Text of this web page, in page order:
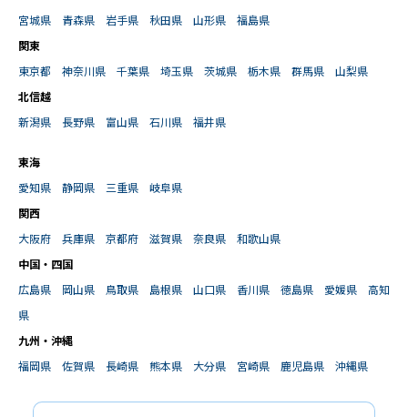
宮城県
青森県 岩手県 秋田県 山形県
福島県
関東
東京都
神奈川県 千葉県 埼玉県 茨城県 栃木県 群馬県
山梨県
北信越
新潟県
長野県 富山県 石川県 福井県
東海
愛知県
静岡県 三重県
岐阜県
関西
大阪府
兵庫県 京都府 滋賀県 奈良県
和歌山県
中国・四国
広島県
岡山県 鳥取県 島根県 山口県 香川県 徳島県 愛媛県
高知
県
九州・沖縄
福岡県
佐賀県 長崎県 熊本県 大分県 宮崎県 鹿児島県 沖縄県